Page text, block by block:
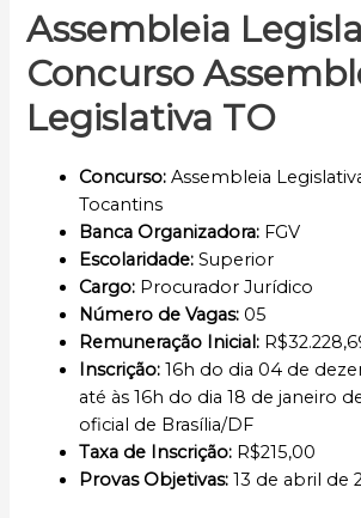
Assembleia
Concurso
Legislativa TO
Concurso: Assembleia
Tocantins
Banca Organizadora: FGV
Escolaridade:Superior
Cargo: Procurador Jurídico
Número de Vagas: 05
Remuneração Inicial:
Inscrição:16h do dia 04 de
até às 16h do dia 18 de janeiro
oficial de Brasília/DF
Taxa de Inscrição: R$215,00
Provas Objetivas: 13 de abril de